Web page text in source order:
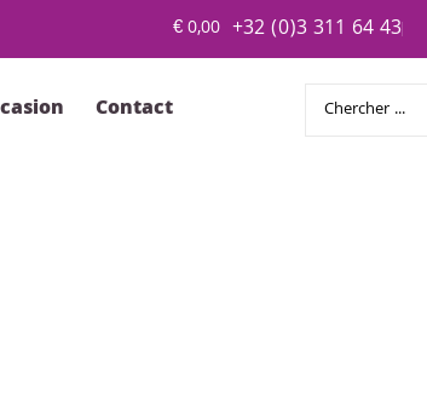
€0,00 +32 (0)3 311 64 43
Contact